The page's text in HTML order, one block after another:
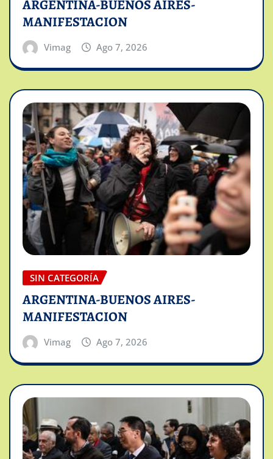
ARGENTINA-BUENOS AIRES-
MANIFESTACION
Vimag Ago 7, 2026
SIN CATEGORÍA
ARGENTINA-BUENOS AIRES-
MANIFESTACION
Vimag Ago 7, 2026